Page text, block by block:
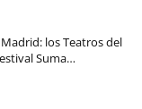
los Teatros del
Suma…